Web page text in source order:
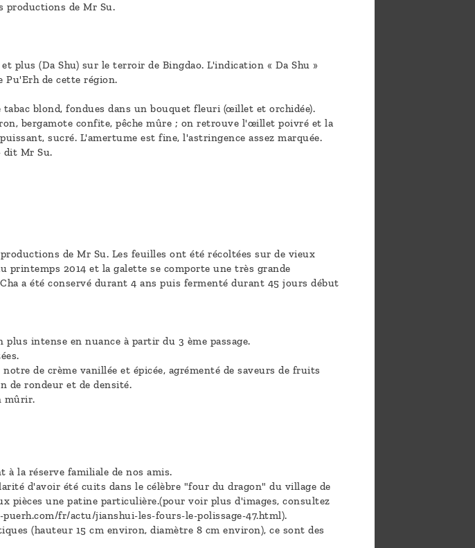
productions de Mr Su.
plus (Da Shu) sur le terroir de Bingdao. L'indication « Da Shu »
de cette région.
blond, fondues dans un bouquet fleuri (œillet et orchidée).
bergamote confite, pêche mûre ; on retrouve l'œillet poivré et la
sucré. L'amertume est fine, l'astringence assez marquée.
dit Mr Su.
de Mr Su. Les feuilles ont été récoltées sur de vieux
printemps 2014 et la galette se comporte une très grande
a été conservé durant 4 ans puis fermenté durant 45 jours début
intense en nuance à partir du 3 ème passage.
de crème vanillée et épicée, agrémenté de saveurs de fruits
de rondeur et de densité.
mûrir.
la réserve familiale de nos amis.
d'avoir été cuits dans le célèbre "four du dragon" du village de
pièces une patine particulière.(pour voir plus d'images, consultez
fr/actu/jianshui-les-fours-le-polissage-47.html).
(hauteur 15 cm environ, diamètre 8 cm environ), ce sont des